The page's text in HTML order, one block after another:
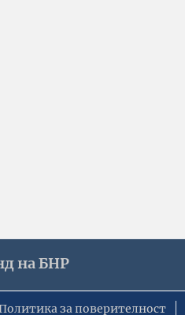
на БНР
за поверителност